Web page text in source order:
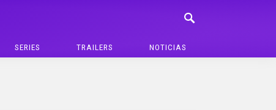
SERIES TRAILERS NOTICIAS